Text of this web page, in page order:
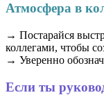
Атмосфера в
→ Постарайся
коллегами, чтобы
→ Уверенно
Если ты